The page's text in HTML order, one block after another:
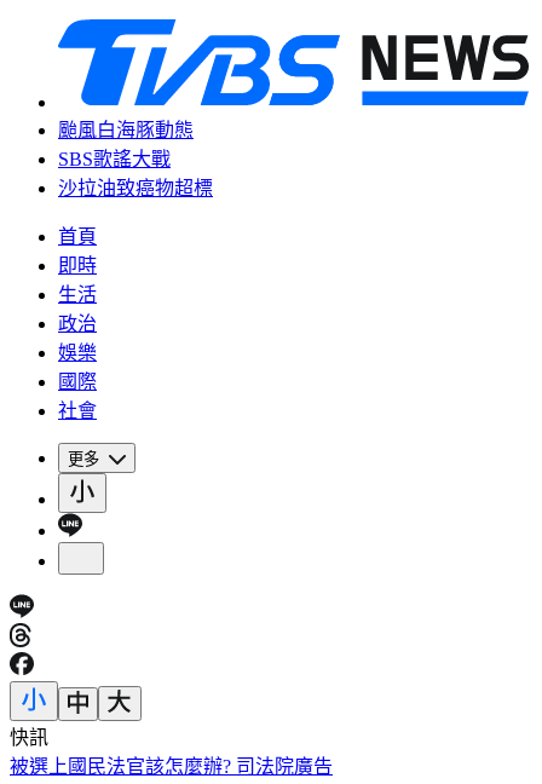
颱風白海豚動態
SBS歌謠大戰
沙拉油致癌物超標
首頁
即時
生活
政治
娛樂
國際
社會
更多
快訊
美股週三漲跌戶見！台股今開低下跌123點 台積電跌10元